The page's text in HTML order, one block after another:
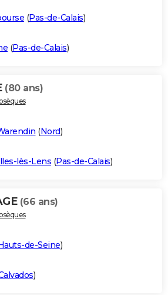
(Pas-de-Calais)
(Pas-de-Calais)
(80 ans)
(Nord)
lès-Lens (Pas-de-Calais)
(66 ans)
de-Seine)
)